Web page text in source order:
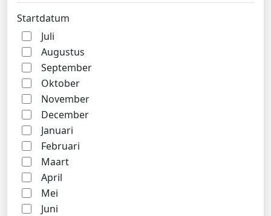
Startdatum
Juli
Augustus
September
Oktober
November
December
Januari
Februari
Maart
April
Mei
Juni